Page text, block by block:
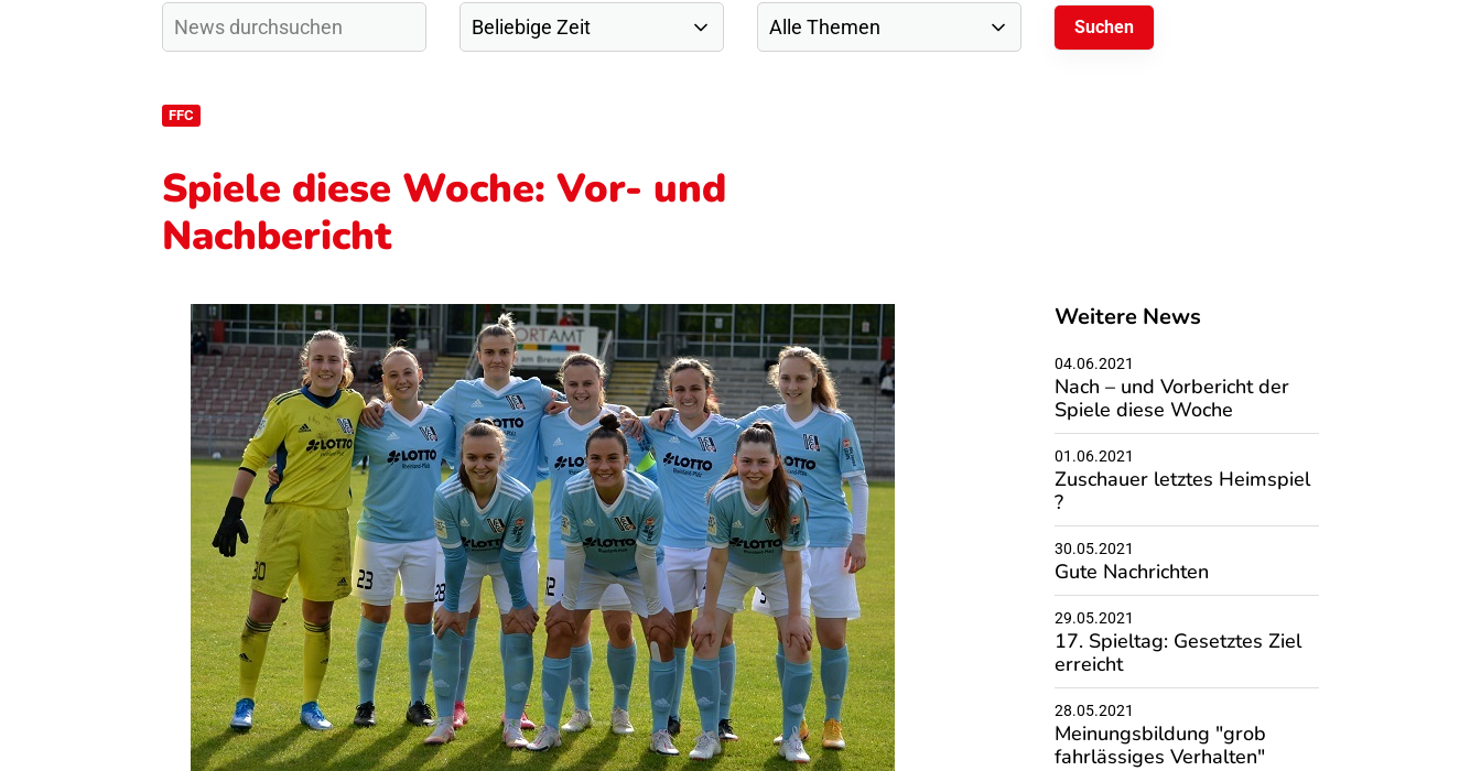
FFC
Spiele diese Woche: Vor- und
Nachbericht
Weitere News
04.06.2021
Nach – und Vorbericht der
Spiele diese Woche
01.06.2021
Zuschauer letztes Heimspiel
?
30.05.2021
Gute Nachrichten
29.05.2021
17. Spieltag: Gesetztes Ziel
erreicht
28.05.2021
Meinungsbildung "grob
fahrlässiges Verhalten"